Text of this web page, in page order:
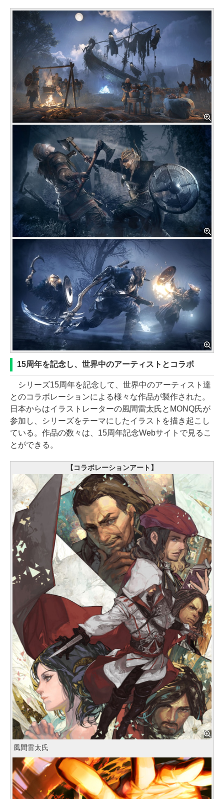
15周年を記念し、世界中のアーティストとコラボ
シリーズ15周年を記念して、世界中のアーティスト達
とのコラボレーションによる様々な作品が製作された。
日本からはイラストレーターの風間雷太氏とMONQ氏が
参加し、シリーズをテーマにしたイラストを描き起こし
ている。作品の数々は、15周年記念Webサイトで見るこ
とができる。
【コラボレーションアート】
風間雷太氏